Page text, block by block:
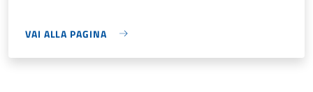
VAI ALLA PAGINA